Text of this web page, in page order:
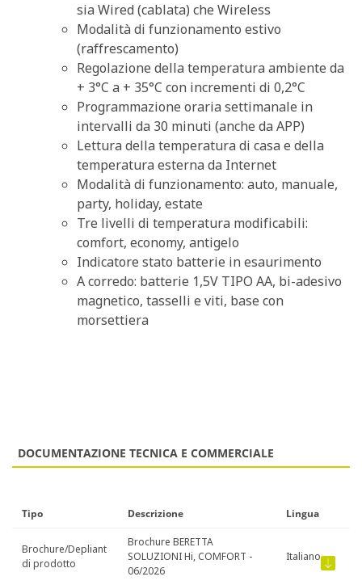
sia Wired (cablata) che Wireless
Modalità di funzionamento estivo
(raffrescamento)
Regolazione della temperatura ambiente da
+ 3°C a + 35°C con incrementi di 0,2°C
Programmazione oraria settimanale in
intervalli da 30 minuti (anche da APP)
Lettura della temperatura di casa e della
temperatura esterna da Internet
Modalità di funzionamento: auto, manuale,
party, holiday, estate
Tre livelli di temperatura modificabili:
comfort, economy, antigelo
Indicatore stato batterie in esaurimento
A corredo: batterie 1,5V TIPO AA, bi-adesivo
magnetico, tasselli e viti, base con
morsettiera
DOCUMENTAZIONE TECNICA E COMMERCIALE
Tipo Descrizione Lingua
Brochure/Depliant
di prodotto
Brochure BERETTA
SOLUZIONI Hi, COMFORT -
06/2026
Italiano